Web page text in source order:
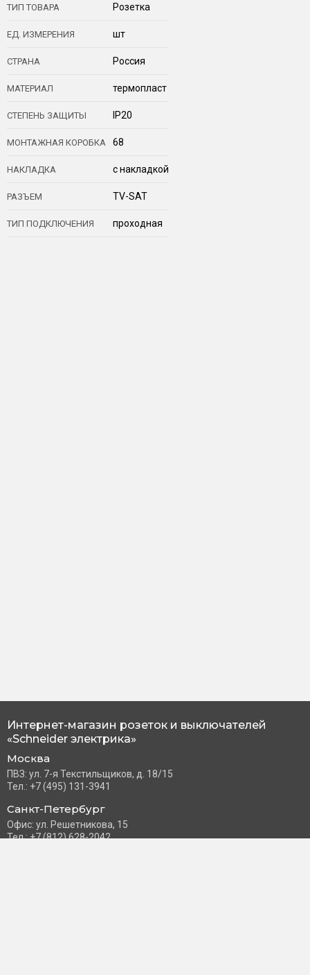
ТИП ТОВАРА Розетка
ЕД. ИЗМЕРЕНИЯ шт
СТРАНА Россия
МАТЕРИАЛ термопласт
СТЕПЕНЬ ЗАЩИТЫ IP20
МОНТАЖНАЯ КОРОБКА 68
НАКЛАДКА с накладкой
РАЗЪЕМ TV-SAT
ТИП ПОДКЛЮЧЕНИЯ проходная
Интернет-магазин розеток и выключателей
«Schneider электрика»
Москва
ПВЗ: ул. 7-я Текстильщиков, д. 18/15
Тел.: +7 (495) 131-3941
Санкт-Петербург
Офис: ул. Решетникова, 15
Тел.: +7 (812) 628-2042